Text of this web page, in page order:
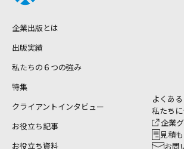
企業出版とは
出版実績
私たちの６つの強み
特集
クライアントインタビュー
お役立ち記事
お役立ち資料
よくあ
私たち
企業
見積
お問